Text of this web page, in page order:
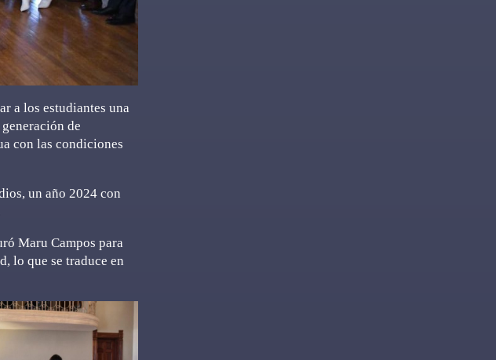
a los estudiantes una
de
con las condiciones
un año 2024 con
Maru Campos para
lo que se traduce en